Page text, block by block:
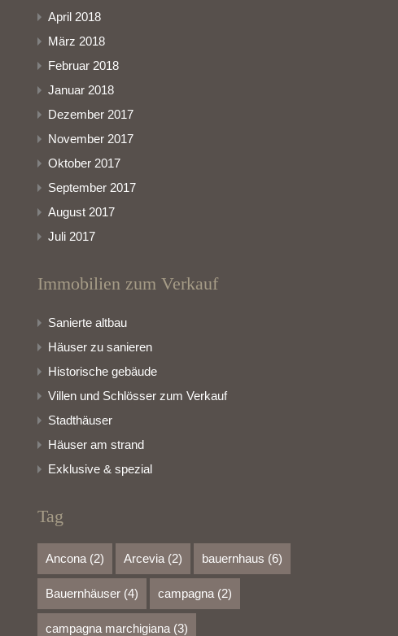
April 2018
März 2018
Februar 2018
Januar 2018
Dezember 2017
November 2017
Oktober 2017
September 2017
August 2017
Juli 2017
Immobilien zum Verkauf
Sanierte altbau
Häuser zu sanieren
Historische gebäude
Villen und Schlösser zum Verkauf
Stadthäuser
Häuser am strand
Exklusive & spezial
Tag
Ancona(2) Arcevia(2) bauernhaus (6)
Bauernhäuser(4) campagna(2)
campagna marchigiana(3)